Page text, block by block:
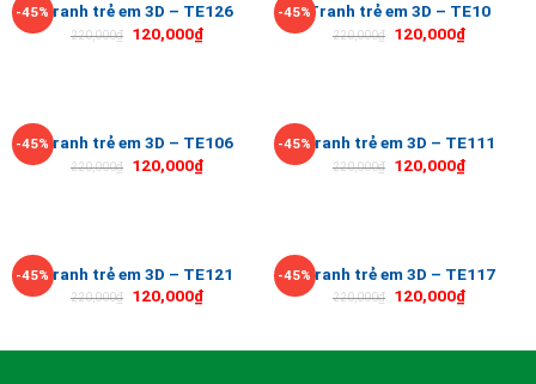
-45%Tranh trẻ em 3D – TE126
220,000₫ 120,000₫
-45%Tranh trẻ em 3D – TE10
220,000₫ 120,000₫
-45%Tranh trẻ em 3D – TE106
220,000₫ 120,000₫
-45%Tranh trẻ em 3D – TE111
220,000₫ 120,000₫
-45%Tranh trẻ em 3D – TE121
220,000₫ 120,000₫
-45%Tranh trẻ em 3D – TE117
220,000₫ 120,000₫